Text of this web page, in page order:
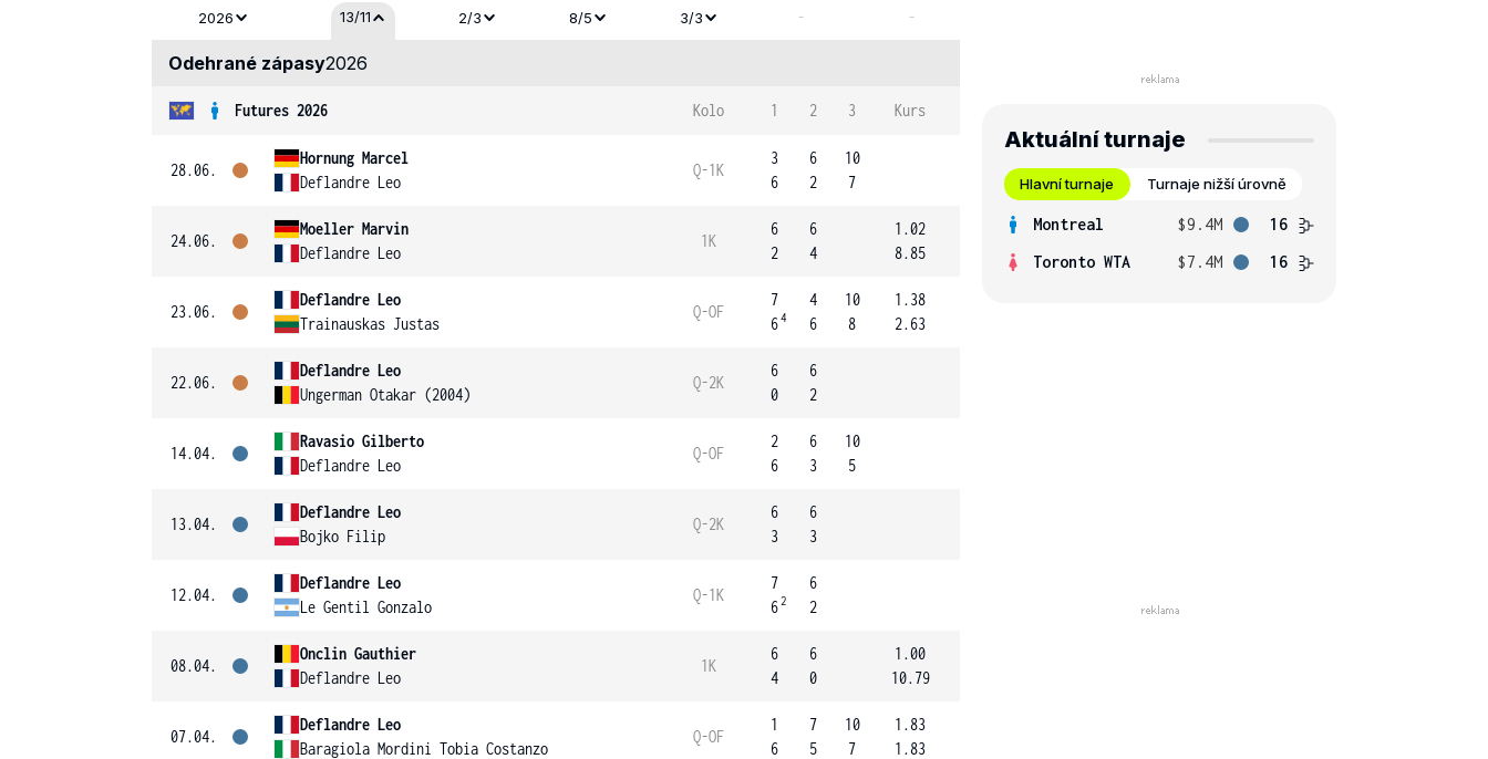
2026 13/11 2/3 8/5 3/3 - -
Odehrané zápasy2026
Futures 2026 Kolo 1 2 3 Kurs
28.06.
Hornung Marcel
Deflandre Leo
Q-1K
3
6
6
2
10
7
24.06.
Moeller Marvin
Deflandre Leo
1K
6
2
6
4
1.02
8.85
23.06.
Deflandre Leo
Trainauskas Justas
Q-OF
7
64
4
6
10
8
1.38
2.63
22.06.
Deflandre Leo
Ungerman Otakar (2004)
Q-2K
6
0
6
2
14.04.
Ravasio Gilberto
Deflandre Leo
Q-OF
2
6
6
3
10
5
13.04.
Deflandre Leo
Bojko Filip
Q-2K
6
3
6
3
12.04.
Deflandre Leo
Le Gentil Gonzalo
Q-1K
7
62
6
2
08.04.
Onclin Gauthier
Deflandre Leo
1K
6
4
6
0
1.00
10.79
07.04.
Deflandre Leo
Baragiola Mordini Tobia Costanzo
Q-OF
1
6
7
5
10
7
1.83
1.83
Aktuální turnaje
Hlavní turnaje Turnaje nižší úrovně
Montreal $9.4M
16
Toronto WTA
$7.4M 16